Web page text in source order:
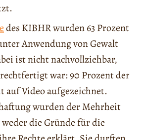
des KIBHR wurden 63 Prozent
Anwendung von Gewalt
ist nicht nachvollziehbar,
war: 90 Prozent der
auf Video aufgezeichnet.
wurden der Mehrheit
die Gründe für die